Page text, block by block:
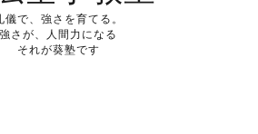
儀で、強さを育てる。
強さが、人間力になる
それが葵塾です